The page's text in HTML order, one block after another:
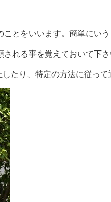
とをいいます。簡単にいう
れる事を覚えておいて下
たり、特定の方法に従って